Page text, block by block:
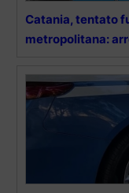
Catania, tentato
metropolitana: